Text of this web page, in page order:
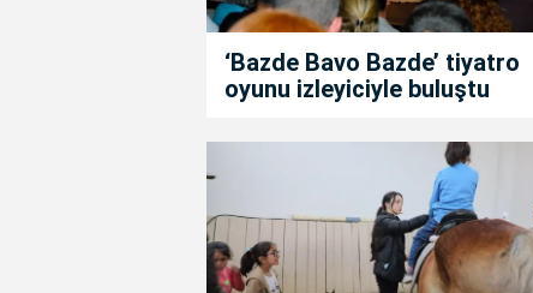
‘Bazde Bavo Bazde’ tiyatro
oyunu izleyiciyle buluştu